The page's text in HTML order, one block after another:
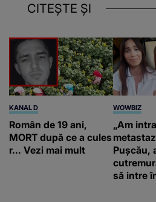
CITEȘTE ȘI
KANAL D
Român de 19 ani,
MORT după ce a cules
r... Vezi mai mult
WOWBIZ
„Am
Pușcău,
să intre